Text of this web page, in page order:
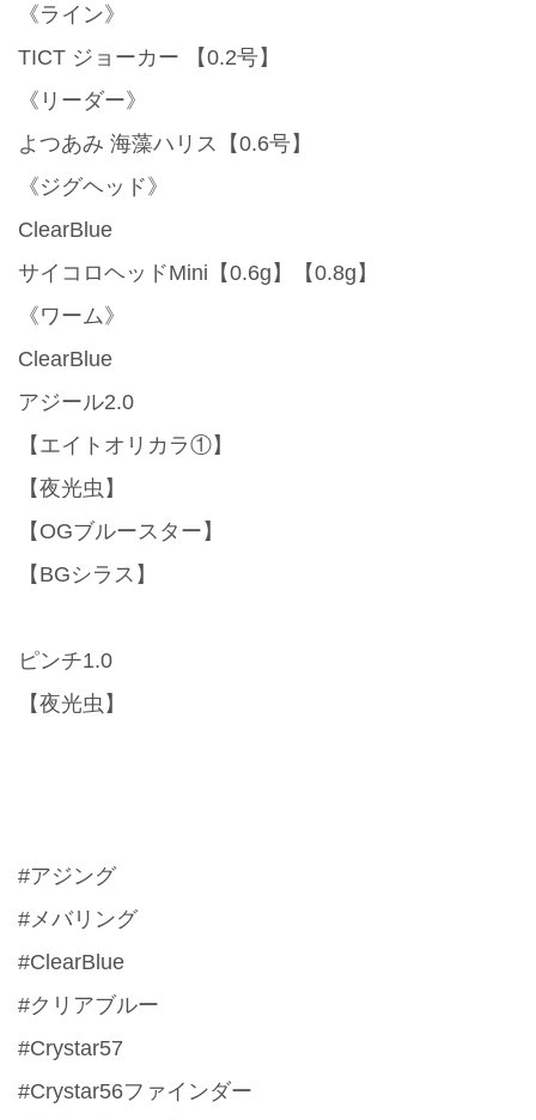
《ライン》
TICT ジョーカー 【0.2号】
《リーダー》
よつあみ 海藻ハリス【0.6号】
《ジグヘッド》
ClearBlue
サイコロヘッドMini【0.6g】【0.8g】
《ワーム》
ClearBlue
アジール2.0
【エイトオリカラ①】
【夜光虫】
【OGブルースター】
【BGシラス】
ピンチ1.0
【夜光虫】
#アジング
#メバリング
#ClearBlue
#クリアブルー
#Crystar57
#Crystar56ファインダー